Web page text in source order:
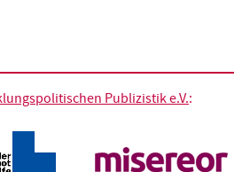
Publizistik e.V.: